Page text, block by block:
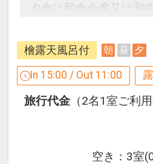
夕食は和食会席又は和
ここがポイント！
●3つの貸切風呂が空い
度でも利用OK
●ウェルカムドリンク
●おひとり様ごと、お
を2枚ご用意（1泊ごと
檜露天風呂付 朝 昼 夕
In 15:00 / Out 11:00
旅行代金 （2名1室ご利
空き： 3室